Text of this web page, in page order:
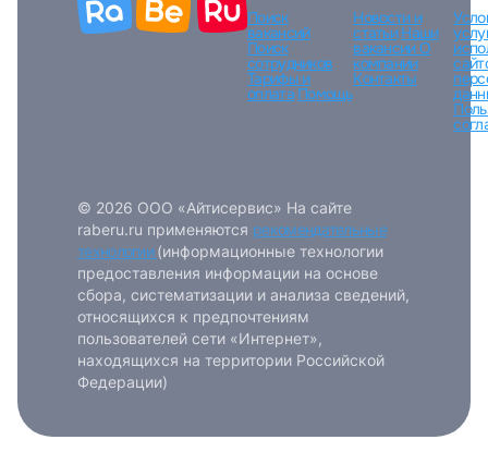
Поиск
вакансий
Поиск
сотрудников
Тарифы и
оплата Помощь
Новости и
статьи Наши
вакансииО
компании
Контакты
© 2026 ООО «Айтисервис» На сайте
raberu.ru применяются рекомендательные
технологии (информационные технологии
предоставления информации на основе
сбора, систематизации и анализа сведений,
относящихся к предпочтениям
пользователей сети «Интернет»,
находящихся на территории Российской
Федерации)